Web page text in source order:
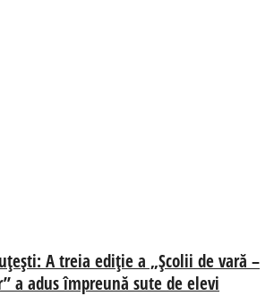
A treia ediție a „Școlii de vară –
a adus împreună sute de elevi